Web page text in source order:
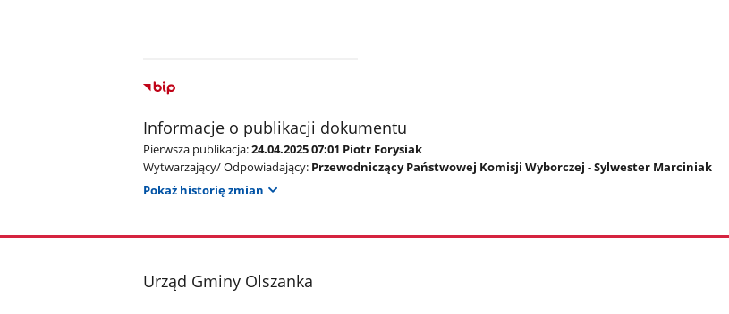
Informacje o publikacji dokumentu
Pierwsza publikacja:24.04.2025 07:01 Piotr Forysiak
Wytwarzający/ Odpowiadający: Przewodniczący Państwowej Komisji Wyborczej - Sylwester Marciniak
Pokaż historię zmian
stopka
Urząd Gminy Olszanka